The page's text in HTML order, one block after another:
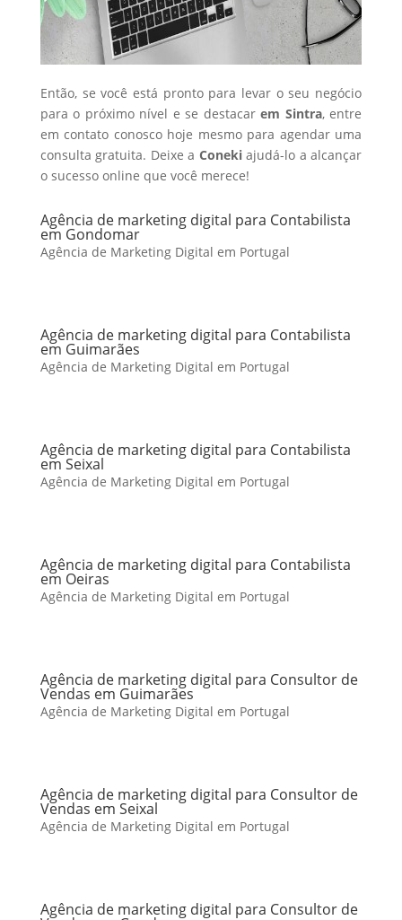
Então, se você está pronto para levar o seu negócio
para o próximo nível e se destacarem Sintra, entre
em contato conosco hoje mesmo para agendar uma
consulta gratuita. Deixe a Conekiajudá-lo a alcançar
o sucesso online que você merece!
Agência de marketing digital para Contabilista
em Gondomar
Agência de Marketing Digital em Portugal
Agência de marketing digital para Contabilista
em Guimarães
Agência de Marketing Digital em Portugal
Agência de marketing digital para Contabilista
em Seixal
Agência de Marketing Digital em Portugal
Agência de marketing digital para Contabilista
em Oeiras
Agência de Marketing Digital em Portugal
Agência de marketing digital para Consultor de
Vendas em Guimarães
Agência de Marketing Digital em Portugal
Agência de marketing digital para Consultor de
Vendas em Seixal
Agência de Marketing Digital em Portugal
Agência de marketing digital para Consultor de